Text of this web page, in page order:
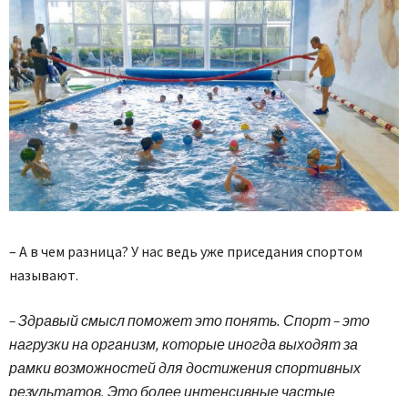
– А в чем разница? У нас ведь уже приседания спортом
называют.
– Здравый смысл поможет это понять. Спорт – это
нагрузки на организм, которые иногда выходят за
рамки возможностей для достижения спортивных
результатов. Это более интенсивные частые